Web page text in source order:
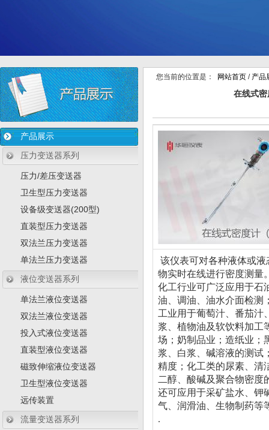
产品展示
压力变送器系列
压力/差压变送器
卫生型压力变送器
设备级变送器(200型)
直装型压力变送器
双法兰压力变送器
单法兰压力变送器
液位变送器系列
单法兰液位变送器
双法兰液位变送器
投入式液位变送器
直装型液位变送器
磁致伸缩液位变送器
卫生型液位变送器
远传装置
流量变送器系列
您当前的位置是： 网站首页 / 产品
在线式
该仪表可对各种液体或液
物实时在线进行密度测量
化工行业可广泛应用于石
油、调油、油水介面检测
工业用于葡萄汁、番茄汁
浆、植物油及软饮料加工
场；奶制品业；造纸业；
浆、白浆、碱溶液的测试
精度；化工类的尿素、清
二醇、酸碱及聚合物密度
还可应用于采矿盐水、钾
气、润滑油、生物制药等
.